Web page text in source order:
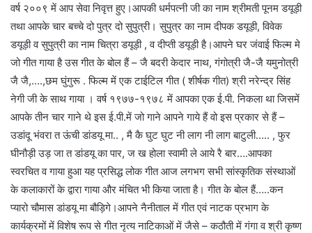
वर्ष २००९ में आप सेवा निवृत्त हुए।आपकी धर्मपत्नी जी का नाम श्रीमती पूनम डयूड़ी
तथा आपके चार बच्चे दो पुत्र दो सुपुत्री। सुपुत्र का नाम दीपक डयूड़ी, विवेक
डयूड़ी व सुपुत्री का नाम चित्रा डयूड़ी , व दीप्ती डयूड़ी है।आपने घर जंवाई फिल्म मे
जो गीत गाया है उस गीत के बोल हैं – जै बदरी केदार नाथ, गंगोत्री जै-जै यमुनोत्री
जै जै,….,छम घुंगुरू . फिल्म में एक टाईटिल गीत ( शीर्षक गीत) श्री नरेन्द्र सिंह
नेगी जी के साथ गाया । वर्ष १९७७-१९७८ में आपका एक ई.पी. निकला था जिसमें
आपके तीन चार गाने थे इस ई.पी.में जो गाने आपने गाये हैं वो इस‌ प्रकार से हैं –
उडांदू भंवरा त ऊंची डांडयू मा.. , मै कै घुट घुट नी लाग नी लाग बाटुली….. , फुर
घीनौड़ी उड़ जा त डांडयू का पार, ज ख होला स्वामी ले आये रै बार….आपका
स्वरचित व गाया हुआ यह प्रसिद्ध लोक गीत आज ‌लगभग सभी सांस्कृतिक संस्थाओं
के कलाकारों के द्वारा गाया और मंचित भी किया जाता है। गीत के बोल हैं…..कन
प्यारो चौमास डांडयू मा बौड़िगे।आपने नैनीताल में गीत एवं नाटक प्रभाग के
कार्यक्रमों में विशेष रूप से गीत नृत्य नाटिकाओं में जैसे – कठौती में गंगा व श्री कृष्ण